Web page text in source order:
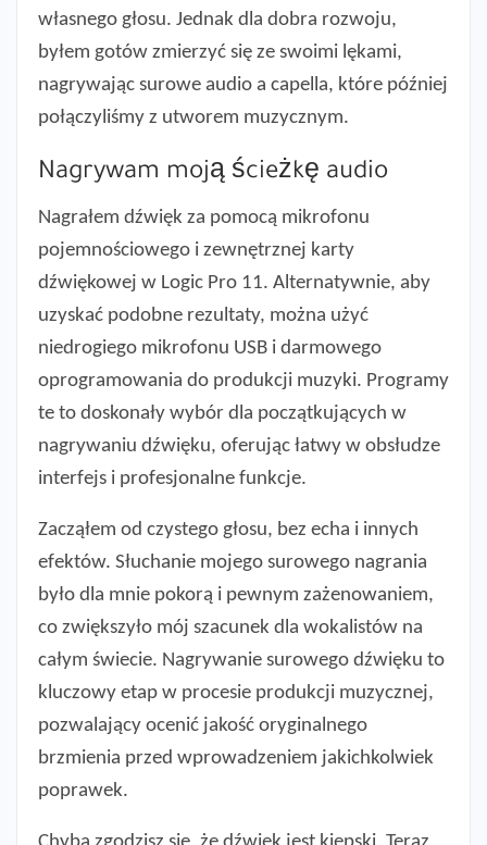
własnego głosu. Jednak dla dobra rozwoju,
byłem gotów zmierzyć się ze swoimi lękami,
nagrywając surowe audio a capella, które później
połączyliśmy z utworem muzycznym.
Nagrywam moją ścieżkę audio
Nagrałem dźwięk za pomocą mikrofonu
pojemnościowego i zewnętrznej karty
dźwiękowej w Logic Pro 11. Alternatywnie, aby
uzyskać podobne rezultaty, można użyć
niedrogiego mikrofonu USB i darmowego
oprogramowania do produkcji muzyki. Programy
te to doskonały wybór dla początkujących w
nagrywaniu dźwięku, oferując łatwy w obsłudze
interfejs i profesjonalne funkcje.
Zacząłem od czystego głosu, bez echa i innych
efektów. Słuchanie mojego surowego nagrania
było dla mnie pokorą i pewnym zażenowaniem,
co zwiększyło mój szacunek dla wokalistów na
całym świecie. Nagrywanie surowego dźwięku to
kluczowy etap w procesie produkcji muzycznej,
pozwalający ocenić jakość oryginalnego
brzmienia przed wprowadzeniem jakichkolwiek
poprawek.